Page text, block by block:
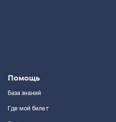
Помощь
База знаний
Где мой билет